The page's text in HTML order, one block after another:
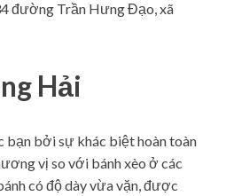
đường Trần Hưng Đạo, xã
Hải
bạn bởi sự khác biệt hoàn toàn
vị so với bánh xèo ở các
có độ dày vừa vặn, được